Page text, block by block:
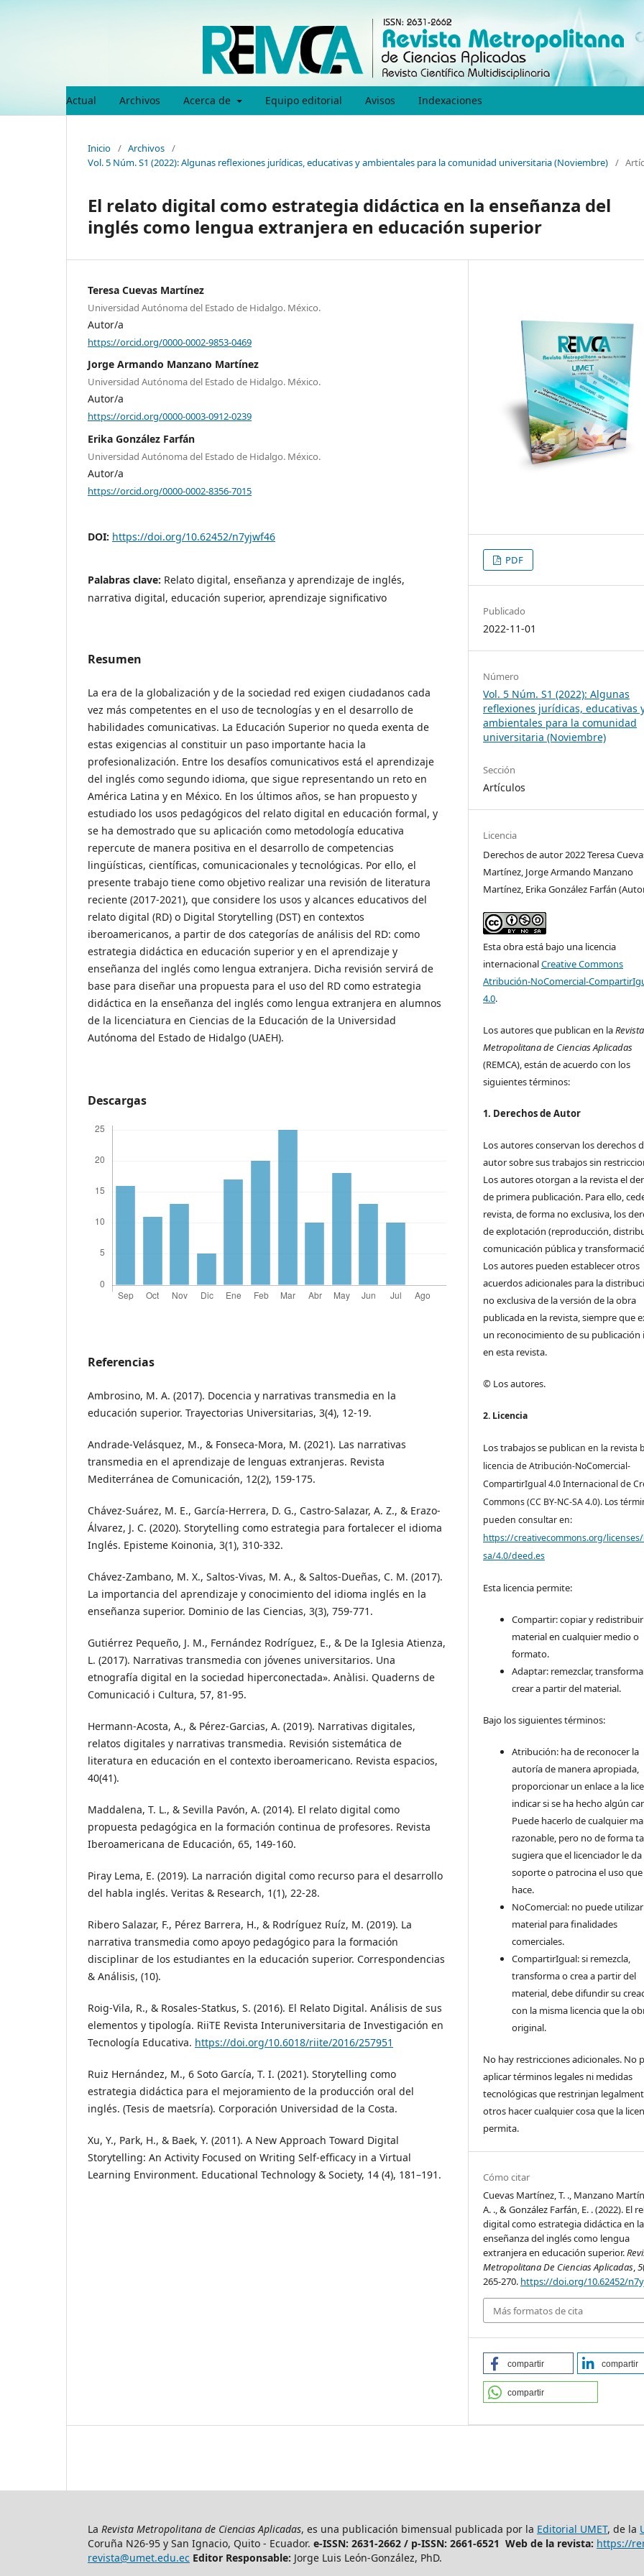
Actual Archivos Acerca de Equipo editorial Avisos Indexaciones
Inicio / Archivos /
Vol. 5 Núm. S1 (2022): Algunas reflexiones jurídicas, educativas y ambientales para la comunidad universitaria (Noviembre) /
El relato digital como estrategia didáctica en la enseñanza del
inglés como lengua extranjera en educación superior
Teresa Cuevas Martínez
Universidad Autónoma del Estado de Hidalgo. México.
Autor/a
https://orcid.org/0000-0002-9853-0469
Jorge Armando Manzano Martínez
Universidad Autónoma del Estado de Hidalgo. México.
Autor/a
https://orcid.org/0000-0003-0912-0239
Erika González Farfán
Universidad Autónoma del Estado de Hidalgo. México.
Autor/a
https://orcid.org/0000-0002-8356-7015
DOI: https://doi.org/10.62452/n7yjwf46
Palabras clave: Relato digital, enseñanza y aprendizaje de inglés,
narrativa digital, educación superior, aprendizaje significativo
Resumen
La era de la globalización y de la sociedad red exigen ciudadanos cada
vez más competentes en el uso de tecnologías y en el desarrollo de
habilidades comunicativas. La Educación Superior no queda exenta de
estas exigencias al constituir un paso importante hacia la
profesionalización. Entre los desafíos comunicativos está el aprendizaje
del inglés como segundo idioma, que sigue representando un reto en
América Latina y en México. En los últimos años, se han propuesto y
estudiado los usos pedagógicos del relato digital en educación formal, y
se ha demostrado que su aplicación como metodología educativa
repercute de manera positiva en el desarrollo de competencias
lingüísticas, científicas, comunicacionales y tecnológicas. Por ello, el
presente trabajo tiene como objetivo realizar una revisión de literatura
reciente (2017-2021), que considere los usos y alcances educativos del
relato digital (RD) o Digital Storytelling (DST) en contextos
iberoamericanos, a partir de dos categorías de análisis del RD: como
estrategia didáctica en educación superior y en el aprendizaje y
enseñanza del inglés como lengua extranjera. Dicha revisión servirá de
base para diseñar una propuesta para el uso del RD como estrategia
didáctica en la enseñanza del inglés como lengua extranjera en alumnos
de la licenciatura en Ciencias de la Educación de la Universidad
Autónoma del Estado de Hidalgo (UAEH).
Descargas
Referencias
Ambrosino, M. A. (2017). Docencia y narrativas transmedia en la
educación superior. Trayectorias Universitarias, 3(4), 12-19.
Andrade-Velásquez, M., & Fonseca-Mora, M. (2021). Las narrativas
transmedia en el aprendizaje de lenguas extranjeras. Revista
Mediterránea de Comunicación, 12(2), 159-175.
Chávez-Suárez, M. E., García-Herrera, D. G., Castro-Salazar, A. Z., & Erazo-
Álvarez, J. C. (2020). Storytelling como estrategia para fortalecer el idioma
Inglés. Episteme Koinonia, 3(1), 310-332.
Chávez-Zambano, M. X., Saltos-Vivas, M. A., & Saltos-Dueñas, C. M. (2017).
La importancia del aprendizaje y conocimiento del idioma inglés en la
enseñanza superior. Dominio de las Ciencias, 3(3), 759-771.
Gutiérrez Pequeño, J. M., Fernández Rodríguez, E., & De la Iglesia Atienza,
L. (2017). Narrativas transmedia con jóvenes universitarios. Una
etnografía digital en la sociedad hiperconectada». Anàlisi. Quaderns de
Comunicació i Cultura, 57, 81-95.
Hermann-Acosta, A., & Pérez-Garcias, A. (2019). Narrativas digitales,
relatos digitales y narrativas transmedia. Revisión sistemática de
literatura en educación en el contexto iberoamericano. Revista espacios,
40(41).
Maddalena, T. L., & Sevilla Pavón, A. (2014). El relato digital como
propuesta pedagógica en la formación continua de profesores. Revista
Iberoamericana de Educación, 65, 149-160.
Piray Lema, E. (2019). La narración digital como recurso para el desarrollo
del habla inglés. Veritas & Research, 1(1), 22-28.
Ribero Salazar, F., Pérez Barrera, H., & Rodríguez Ruíz, M. (2019). La
narrativa transmedia como apoyo pedagógico para la formación
disciplinar de los estudiantes en la educación superior. Correspondencias
& Análisis, (10).
Roig-Vila, R., & Rosales-Statkus, S. (2016). El Relato Digital. Análisis de sus
elementos y tipología. RiiTE Revista Interuniversitaria de Investigación en
Tecnología Educativa. https://doi.org/10.6018/riite/2016/257951
Ruiz Hernández, M., 6 Soto García, T. I. (2021). Storytelling como
estrategia didáctica para el mejoramiento de la producción oral del
inglés. (Tesis de maetsría). Corporación Universidad de la Costa.
Xu, Y., Park, H., & Baek, Y. (2011). A New Approach Toward Digital
Storytelling: An Activity Focused on Writing Self-efficacy in a Virtual
Learning Environment. Educational Technology & Society, 14 (4), 181–191.
PDF
Publicado
2022-11-01
Número
Vol. 5 Núm. S1 (2022): Algunas
reflexiones jurídicas, educativas
ambientales para la comunidad
universitaria (Noviembre)
Sección
Artículos
Licencia
Derechos de autor 2022 Teresa
Martínez, Jorge Armando Manzano
Martínez, Erika González Farfán
Esta obra está bajo una licencia
internacionalCreative Commons
Atribución-NoComercial-
4.0.
Los autores que publican en laRevista
Metropolitana de Ciencias Aplicadas
(REMCA), están de acuerdo con los
siguientes términos:
1. Derechos de Autor
Los autores conservan los derechos
autor sobre sus trabajos sin
Los autores otorgan a la revista el
de primera publicación. Para ello,
revista, de forma no exclusiva, los
de explotación (reproducción,
comunicación pública y
Los autores pueden establecer otros
acuerdos adicionales para la
no exclusiva de la versión de la obra
publicada en la revista, siempre que
un reconocimiento de su publicación
en esta revista.
© Los autores.
2. Licencia
Los trabajos se publican en la revista
licencia de Atribución-NoComercial-
CompartirIgual 4.0 Internacional de
Commons (CC BY-NC-SA 4.0). Los
pueden consultar en:
https://creativecommons.org/
sa/4.0/deed.es
Esta licencia permite:
Compartir: copiar y
material en cualquier medio o
formato.
Adaptar: remezclar,
crear a partir del material.
Bajo los siguientes términos:
Atribución: ha de reconocer la
autoría de manera apropiada,
proporcionar un enlace a la
indicar si se ha hecho algún
Puede hacerlo de cualquier
razonable, pero no de forma
sugiera que el licenciador le da
soporte o patrocina el uso que
hace.
NoComercial: no puede
material para finalidades
comerciales.
CompartirIgual: si remezcla,
transforma o crea a partir del
material, debe difundir su
con la misma licencia que la
original.
No hay restricciones adicionales. No
aplicar términos legales ni medidas
tecnológicas que restrinjan
otros hacer cualquier cosa que la
permita.
Cómo citar
Cuevas Martínez, T. ., Manzano
A. ., & González Farfán, E. . (2022). El
digital como estrategia didáctica en la
enseñanza del inglés como lengua
extranjera en educación superior.
Metropolitana De Ciencias Aplicadas,5
265-270. https://doi.org/10.62452/
Más formatos de cita
compartir compartir
compartir
La Revista Metropolitana de Ciencias Aplicadas, es una publicación bimensual publicada por la Editorial UMET, de la
Coruña N26-95 y San Ignacio, Quito - Ecuador. e-ISSN: 2631-2662 / p-ISSN: 2661-6521 Web de la revista: https://
revista@umet.edu.ec Editor Responsable: Jorge Luis León-González, PhD.